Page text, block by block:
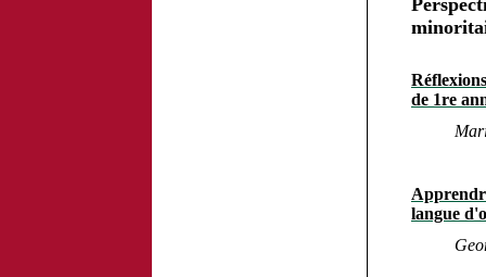
de 1re
langue